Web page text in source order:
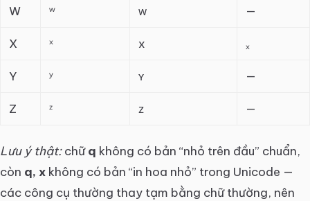
W ʷ ᴡ —
X ˣ x ₓ
Y ʸ ʏ —
Z ᶻ ᴢ —
Lưu ý thật:chữq không có bản “nhỏ trên đầu” chuẩn,
còn q, x không có bản “in hoa nhỏ” trong Unicode —
các công cụ thường thay tạm bằng chữ thường, nên